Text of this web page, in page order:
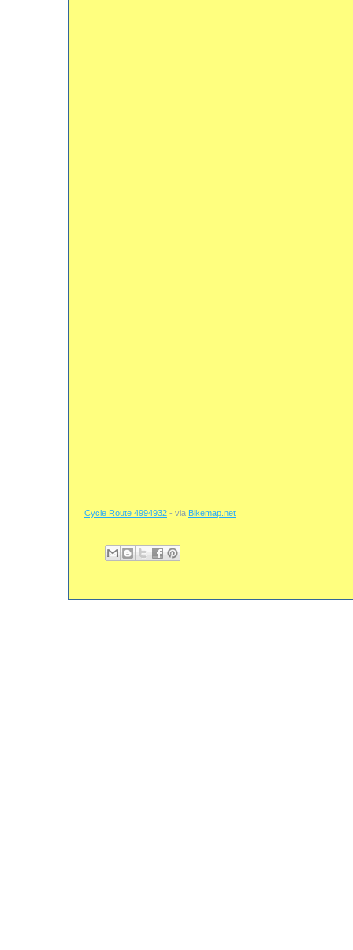
Cycle Route 4994932 - via Bikemap.net